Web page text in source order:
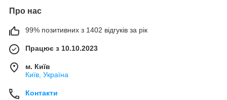
Про нас
99% позитивних з 1402 відгуків за рік
Працює з 10.10.2023
м. Київ
Київ, Україна
Контакти